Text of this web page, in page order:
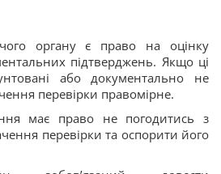
органу є право на оцінку
підтверджень. Якщо ці
або документально не
перевірки правомірне.
має право не погодитись з
перевірки та оспорити його